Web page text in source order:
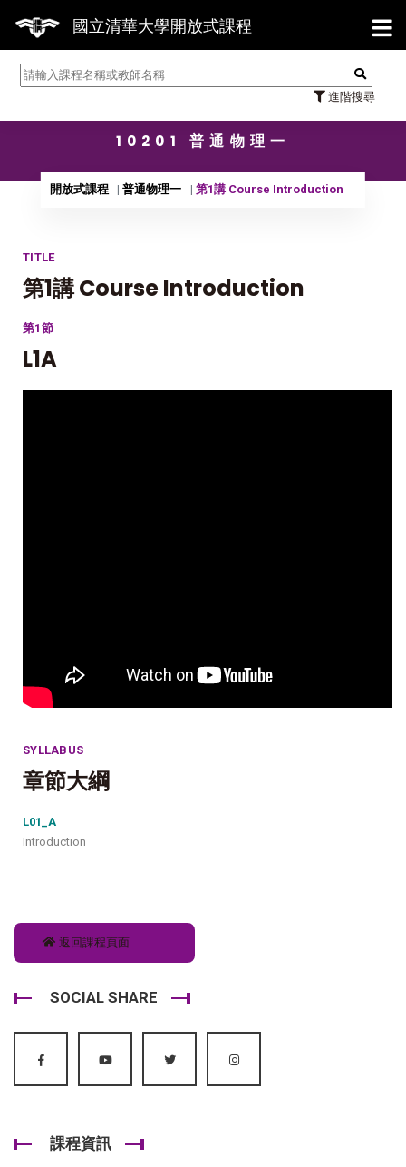
國立清華大學開放式課程
進階搜尋
【
10201 普通物理一
開放式課程 普通物理一 第1講 Course Introduction
TITLE
第1講 Course Introduction
第1節
L1A
SYLLABUS
章節大綱
L01_A
Introduction
返回課程頁面
SOCIAL SHARE
課程資訊